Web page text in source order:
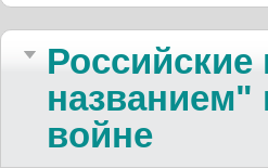
названием"
войне